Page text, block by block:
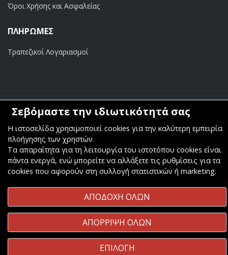
Όροι Χρήσης και Ασφαλείας
ΠΛΗΡΩΜΕΣ
Τραπεζικοί Λογαριασμοί
Copyright ©Κοσμάς Audio Video. All Rights Reserved
Κατασκευή & ΦιλοξενίαKomvos.gr
Σεβόμαστε την ιδιωτικότητά σας
Η ιστοσελίδα χρησιμοποιεί cookies για την καλύτερη εμπειρία
πλοήγησης των χρηστών.
Τα απαραίτητα για τη λειτουργία του ιστοτόπου cookies είναι
πάντα ενεργά, ενώ μπορείτε να αλλάξετε τις ρυθμίσεις για τα
cookies που αφορούν στη συλλογή στατιστικών ή marketing.
ΑΠΟΔΟΧΗ ΟΛΩΝ
ΑΠΟΡΡΙΨΗ ΟΛΩΝ
ΕΠΙΛΟΓΗ